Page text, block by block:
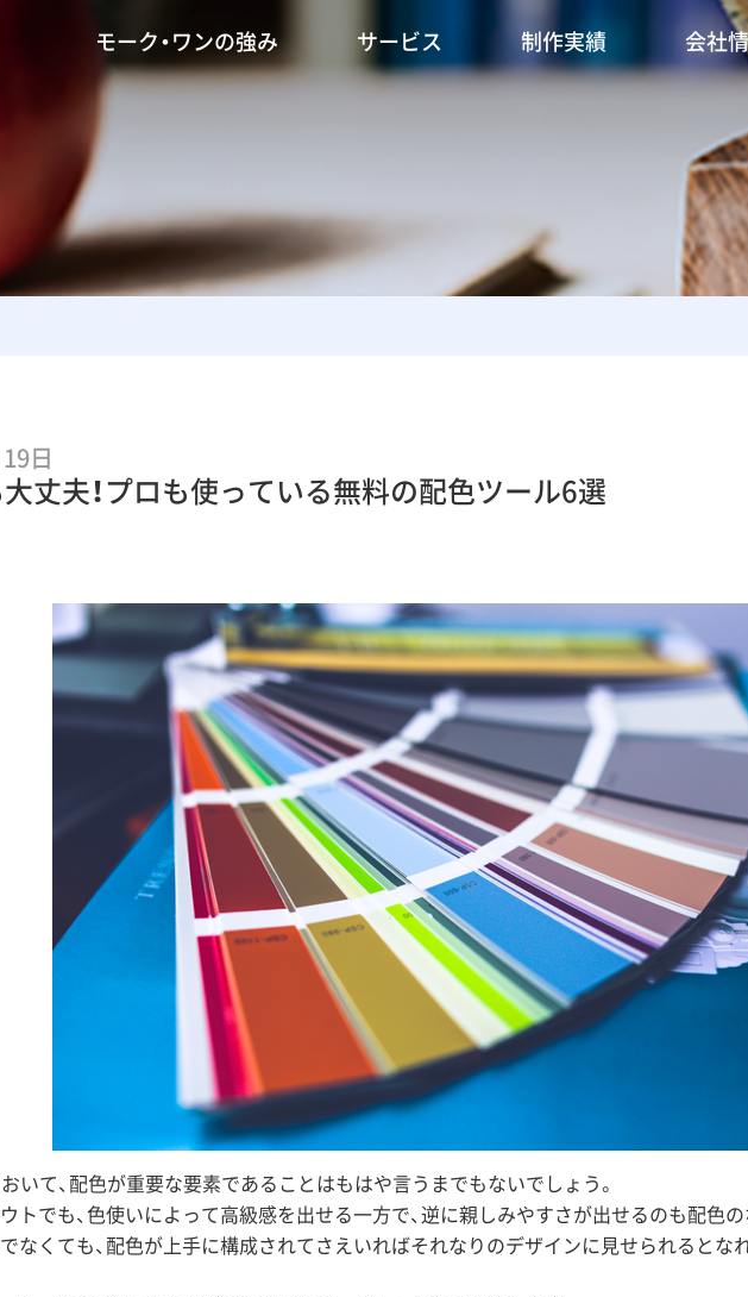
モーク・ワンの強み サービス 制作実績 会社
日
丈夫！プロも使っている無料の配色ツール6選
いて、配色が重要な要素であることはもはや言うまでもないでしょう。
トでも、色使いによって高級感を出せる一方で、逆に親しみやすさが出せるのも配色の
なくても、配色が上手に構成されてさえいればそれなりのデザインに見せられるとな